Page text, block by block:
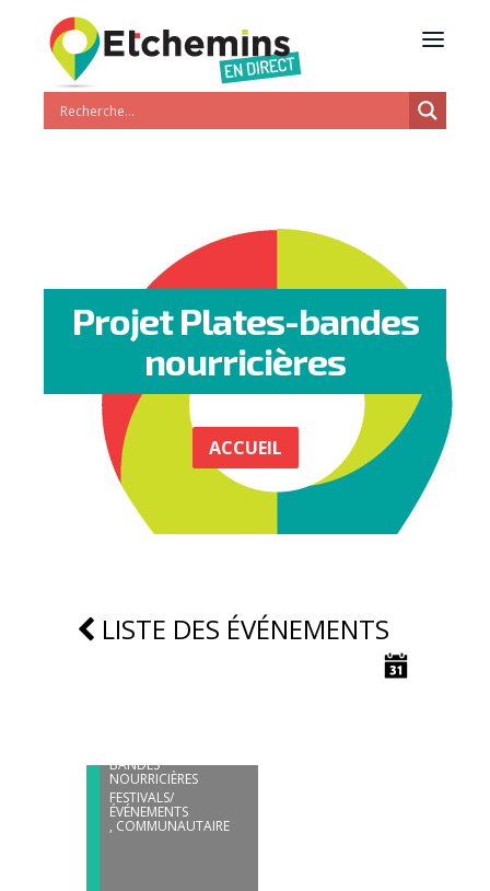
Projet Plates-bandes
nourricières
ACCUEIL
LISTE DES ÉVÉNEMENTS
BANDES
NOURRICIÈRES
FESTIVALS/
ÉVÉNEMENTS
, COMMUNAUTAIRE